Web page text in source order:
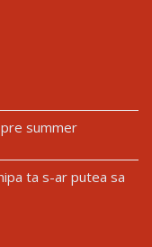
summer
ta s-ar putea sa